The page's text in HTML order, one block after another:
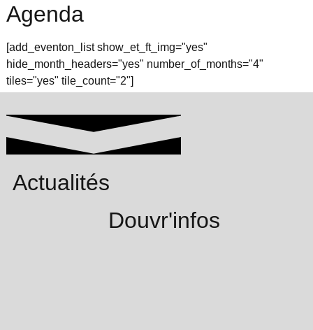
Agenda
[add_eventon_list show_et_ft_img="yes"
hide_month_headers="yes" number_of_months="4"
tiles="yes" tile_count="2"]
Actualités
Douvr'infos